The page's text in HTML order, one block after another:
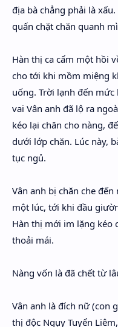
địa bà chẳng phải là
quấn chặt chăn quanh
Hàn thị ca cẩm một hồi
cho tới khi mồm miệng
uống. Trời lạnh đến
vai Vân anh đã lộ ra
kéo lại chăn cho nàng,
dưới lớp chăn. Lúc này,
tục ngủ.
Vân anh bị chăn che
một lúc, tới khi đầu
Hàn thị mới im lặng kéo
thoải mái.
Nàng vốn là đã chết từ
Vân anh là đích nữ (con
thị độc Ngụy Tuyển